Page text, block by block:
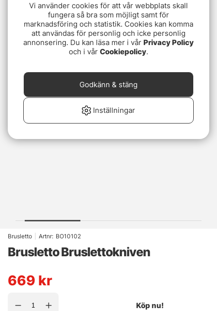
Brusletto Artnr: BO10102
Brusletto Bruslettokniven
669 kr
Köp nu!
Vi använder cookies för att vår webbplats skall
fungera så bra som möjligt samt för
marknadsföring och statistik. Cookies kan komma
att användas för personlig och icke personlig
annonsering. Du kan läsa mer i vår Privacy Policy
och i vår Cookiepolicy.
Inställningar
Godkänn & stäng